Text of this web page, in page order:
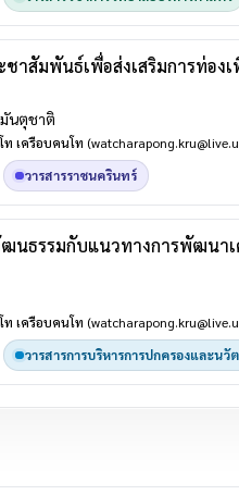
ชาสัมพันธ์เพื่อส่งเสริมการท่อ
นตุชาติ
เครือบคนโท
วารสารราชนครินทร์
นธรรมกับแนวทางการพัฒนา
เครือบคนโท
วารสารการบริหารการปกครองและนวั